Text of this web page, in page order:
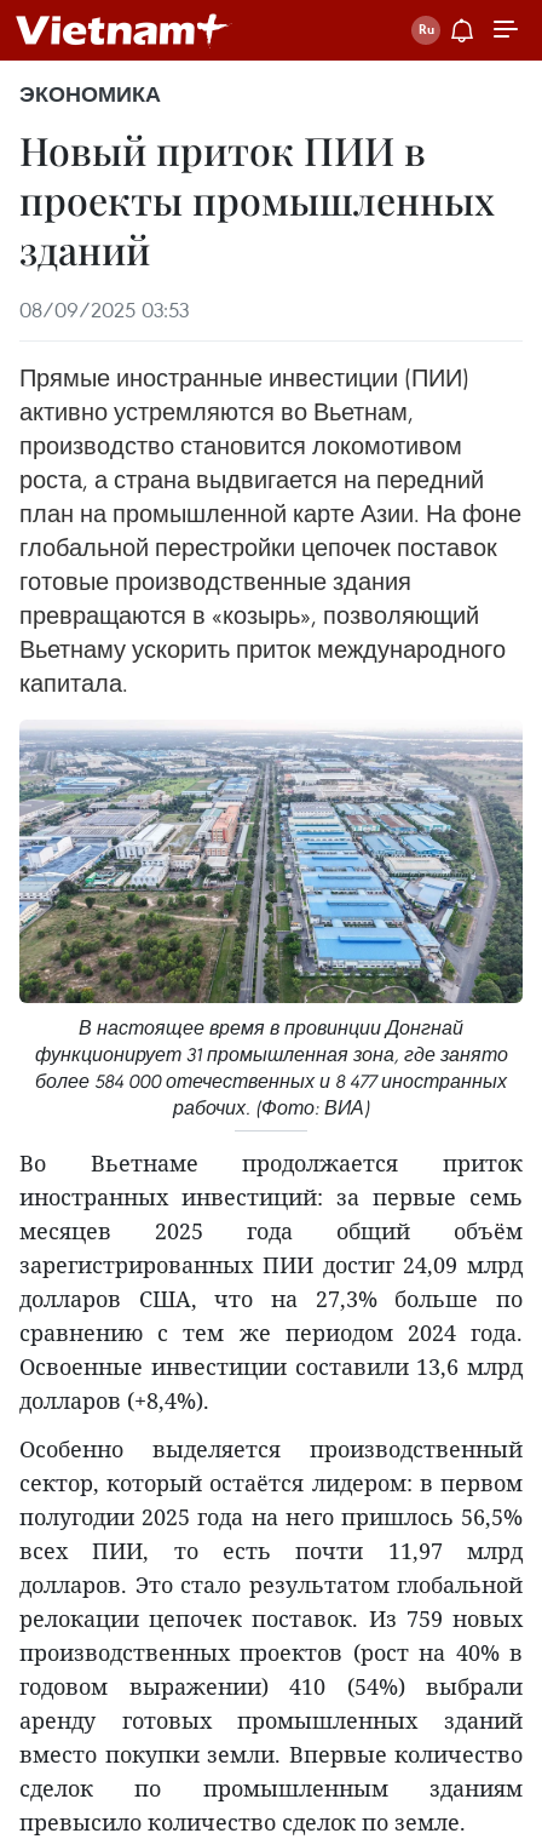
ЭКОНОМИКА
Новый приток ПИИ в
проекты промышленных
зданий
08/09/2025 03:53
Прямые иностранные инвестиции (ПИИ)
активно устремляются во Вьетнам,
производство становится локомотивом
роста, а страна выдвигается на передний
план на промышленной карте Азии. На фоне
глобальной перестройки цепочек поставок
готовые производственные здания
превращаются в «козырь», позволяющий
Вьетнаму ускорить приток международного
капитала.
В настоящее время в провинции Донгнай
функционирует 31 промышленная зона, где занято
более 584 000 отечественных и 8 477 иностранных
рабочих. (Фото: ВИА)
Во Вьетнаме продолжается приток
иностранных инвестиций: за первые семь
месяцев 2025 года общий объём
зарегистрированных ПИИ достиг 24,09 млрд
долларов США, что на 27,3% больше по
сравнению с тем же периодом 2024 года.
Освоенные инвестиции составили 13,6 млрд
долларов (+8,4%).
Особенно выделяется производственный
сектор, который остаётся лидером: в первом
полугодии 2025 года на него пришлось 56,5%
всех ПИИ, то есть почти 11,97 млрд
долларов. Это стало результатом глобальной
релокации цепочек поставок. Из 759 новых
производственных проектов (рост на 40% в
годовом выражении) 410 (54%) выбрали
аренду готовых промышленных зданий
вместо покупки земли. Впервые количество
сделок по промышленным зданиям
превысило количество сделок по земле.